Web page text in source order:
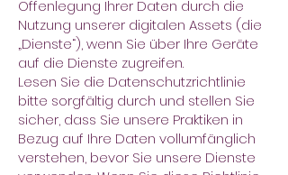
Offenlegung Ihrer Daten durch die
Nutzung unserer digitalen Assets (die
„Dienste“), wenn Sie über Ihre Geräte
auf die Dienste zugreifen.
Lesen Sie die Datenschutzrichtlinie
bitte sorgfältig durch und stellen Sie
sicher, dass Sie unsere Praktiken in
Bezug auf Ihre Daten vollumfänglich
verstehen, bevor Sie unsere Dienste